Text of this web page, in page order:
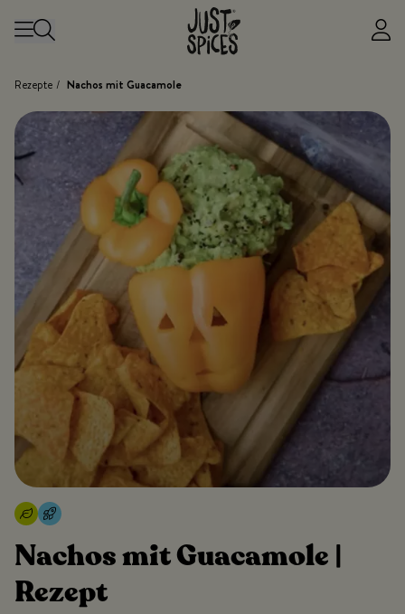
Rezepte / Nachos mit Guacamole
Nachos mit Guacamole |
Rezept